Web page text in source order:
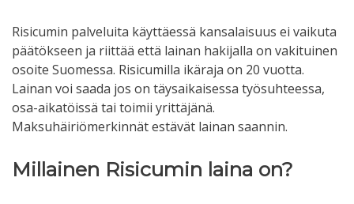
Risicumin palveluita käyttäessä kansalaisuus ei vaikuta
päätökseen ja riittää että lainan hakijalla on vakituinen
osoite Suomessa. Risicumilla ikäraja on 20 vuotta.
Lainan voi saada jos on täysaikaisessa työsuhteessa,
osa-aikatöissä tai toimii yrittäjänä.
Maksuhäiriömerkinnät estävät lainan saannin.
Millainen Risicumin laina on?